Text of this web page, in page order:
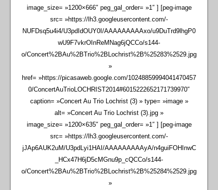
image_size= »1200×666″ peg_gal_order= »1″ ] [peg-image
src= »https://lh3.googleusercontent.com/-
NUFDsq5u4i4/U3pdIdOUY0I/AAAAAAAAAxo/u9DuTrd9lhgP0
wU9F7vkrOInReMNag6jQCCo/s144-
o/Concert%2BAu%2BTrio%2BLochrist%2B%25283%2529.jpg
»
href= »https://picasaweb.google.com/10248859994041470457
0/ConcertAuTrioLOCHRIST2014#6015222652171739970″
caption= »Concert Au Trio Lochrist (3) » type= »image »
alt= »Concert Au Trio Lochrist (3).jpg »
image_size= »1200×635″ peg_gal_order= »1″ ] [peg-image
src= »https://lh3.googleusercontent.com/-
jJAp6AUK2uM/U3pdLyi1HAI/AAAAAAAAAyA/n4guiFOHInwC
_HCx47H6jD5cMGnu9p_cQCCo/s144-
o/Concert%2BAu%2BTrio%2BLochrist%2B%25284%2529.jpg
»